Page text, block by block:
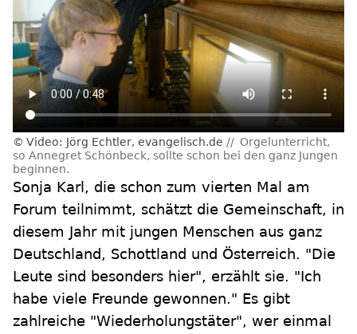
Video: Jörg Echtler, evangelisch.de
Orgelunterricht,
so Annegret Schönbeck, sollte schon bei den ganz Jungen
beginnen.
Sonja Karl, die schon zum vierten Mal am
Forum teilnimmt, schätzt die Gemeinschaft, in
diesem Jahr mit jungen Menschen aus ganz
Deutschland, Schottland und Österreich. "Die
Leute sind besonders hier", erzählt sie. "Ich
habe viele Freunde gewonnen." Es gibt
zahlreiche "Wiederholungstäter", wer einmal